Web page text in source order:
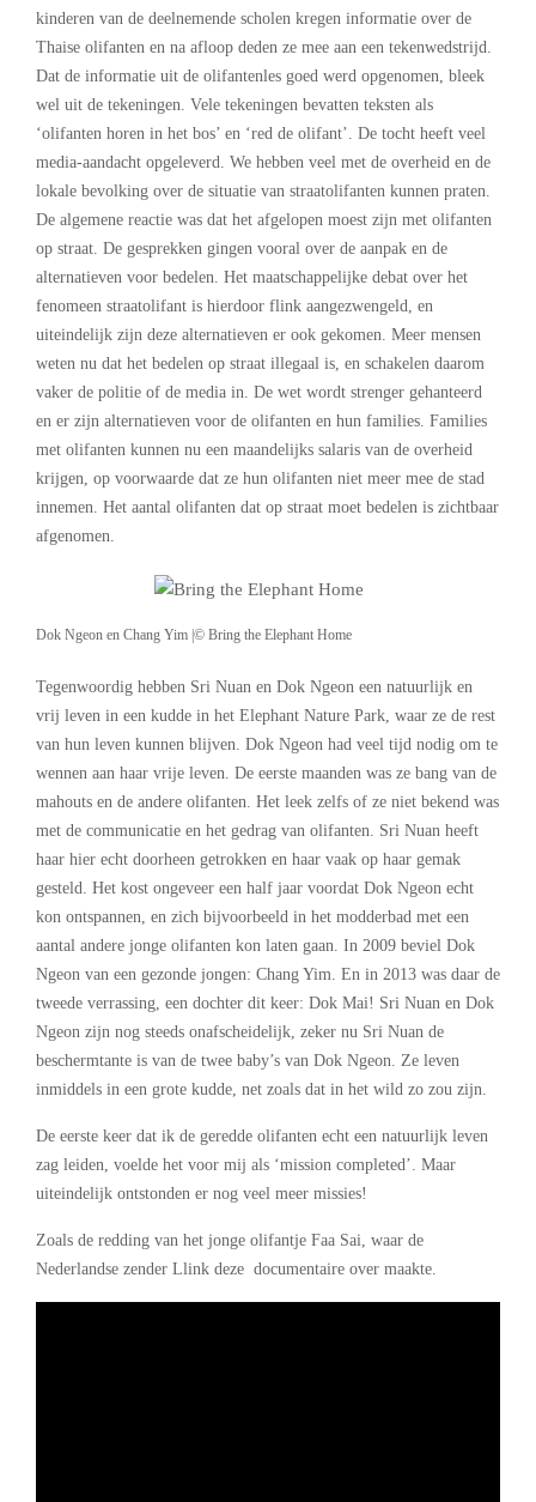
kinderen van de deelnemende scholen kregen informatie over de
Thaise olifanten en na afloop deden ze mee aan een tekenwedstrijd.
Dat de informatie uit de olifantenles goed werd opgenomen, bleek
wel uit de tekeningen. Vele tekeningen bevatten teksten als
‘olifanten horen in het bos’ en ‘red de olifant’. De tocht heeft veel
media-aandacht opgeleverd. We hebben veel met de overheid en de
lokale bevolking over de situatie van straatolifanten kunnen praten.
De algemene reactie was dat het afgelopen moest zijn met olifanten
op straat. De gesprekken gingen vooral over de aanpak en de
alternatieven voor bedelen. Het maatschappelijke debat over het
fenomeen straatolifant is hierdoor flink aangezwengeld, en
uiteindelijk zijn deze alternatieven er ook gekomen. Meer mensen
weten nu dat het bedelen op straat illegaal is, en schakelen daarom
vaker de politie of de media in. De wet wordt strenger gehanteerd
en er zijn alternatieven voor de olifanten en hun families. Families
met olifanten kunnen nu een maandelijks salaris van de overheid
krijgen, op voorwaarde dat ze hun olifanten niet meer mee de stad
innemen. Het aantal olifanten dat op straat moet bedelen is zichtbaar
afgenomen.
Dok Ngeon en Chang Yim |© Bring the Elephant Home
Tegenwoordig hebben Sri Nuan en Dok Ngeon een natuurlijk en
vrij leven in een kudde in het Elephant Nature Park, waar ze de rest
van hun leven kunnen blijven. Dok Ngeon had veel tijd nodig om te
wennen aan haar vrije leven. De eerste maanden was ze bang van de
mahouts en de andere olifanten. Het leek zelfs of ze niet bekend was
met de communicatie en het gedrag van olifanten. Sri Nuan heeft
haar hier echt doorheen getrokken en haar vaak op haar gemak
gesteld. Het kost ongeveer een half jaar voordat Dok Ngeon echt
kon ontspannen, en zich bijvoorbeeld in het modderbad met een
aantal andere jonge olifanten kon laten gaan. In 2009 beviel Dok
Ngeon van een gezonde jongen: Chang Yim. En in 2013 was daar de
tweede verrassing, een dochter dit keer: Dok Mai! Sri Nuan en Dok
Ngeon zijn nog steeds onafscheidelijk, zeker nu Sri Nuan de
beschermtante is van de twee baby’s van Dok Ngeon. Ze leven
inmiddels in een grote kudde, net zoals dat in het wild zo zou zijn.
De eerste keer dat ik de geredde olifanten echt een natuurlijk leven
zag leiden, voelde het voor mij als ‘mission completed’. Maar
uiteindelijk ontstonden er nog veel meer missies!
Zoals de redding van het jonge olifantje Faa Sai, waar de
Nederlandse zender Llink deze documentaire over maakte.